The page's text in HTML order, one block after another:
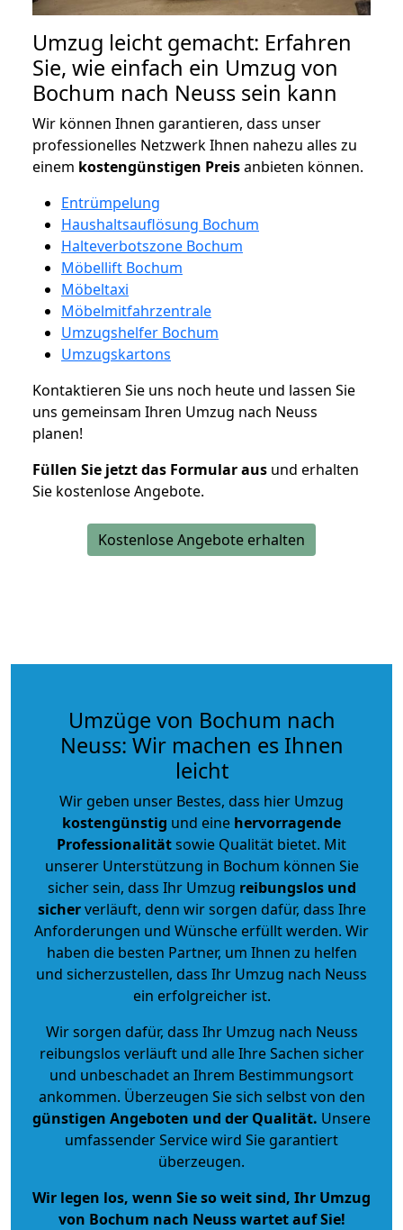
Umzug leicht gemacht: Erfahren
Sie, wie einfach ein Umzug von
Bochum nach Neuss sein kann
Wir können Ihnen garantieren, dass unser
professionelles Netzwerk Ihnen nahezu alles zu
einem kostengünstigen Preisanbieten können.
Entrümpelung
Haushaltsauflösung Bochum
Halteverbotszone Bochum
Möbellift Bochum
Möbeltaxi
Möbelmitfahrzentrale
Umzugshelfer Bochum
Umzugskartons
Kontaktieren Sie uns noch heute und lassen Sie
uns gemeinsam Ihren Umzug nach Neuss
planen!
Füllen Sie jetzt das Formular aus und erhalten
Sie kostenlose Angebote.
Kostenlose Angebote erhalten
Umzüge von Bochum nach
Neuss: Wir machen es Ihnen
leicht
Wir geben unser Bestes, dass hier Umzug
kostengünstig und eine hervorragende
Professionalitätsowie Qualität bietet. Mit
unserer Unterstützung in Bochum können Sie
sicher sein, dass Ihr Umzug reibungslos und
sicherverläuft, denn wir sorgen dafür, dass Ihre
Anforderungen und Wünsche erfüllt werden. Wir
haben die besten Partner, um Ihnen zu helfen
und sicherzustellen, dass Ihr Umzug nach Neuss
ein erfolgreicher ist.
Wir sorgen dafür, dass Ihr Umzug nach Neuss
reibungslos verläuft und alle Ihre Sachen sicher
und unbeschadet an Ihrem Bestimmungsort
ankommen. Überzeugen Sie sich selbst von den
günstigen Angeboten und der Qualität. Unsere
umfassender Service wird Sie garantiert
überzeugen.
Wir legen los, wenn Sie so weit sind, Ihr Umzug
von Bochum nach Neuss wartet auf Sie!